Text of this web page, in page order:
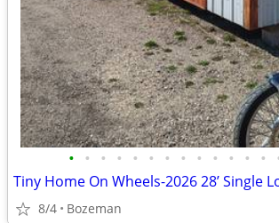
• • • • • • • • • • • • •
Tiny Home On Wheels-2026 28’ Single
8/4 Bozeman